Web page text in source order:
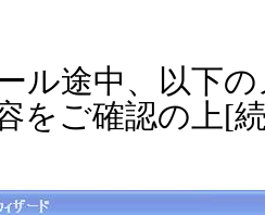
ル途中、以下
をご確認の上[